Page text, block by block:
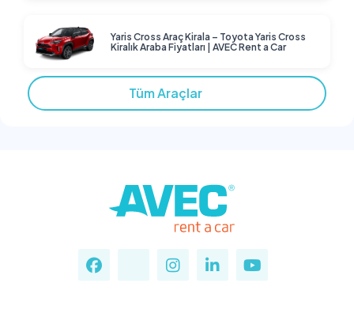
Yaris Cross Araç Kirala – Toyota Yaris Cross
Kiralık Araba Fiyatları | AVEC Rent a Car
Tüm Araçlar